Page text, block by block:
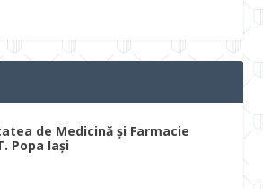
de Medicină și Farmacie
Popa Iași